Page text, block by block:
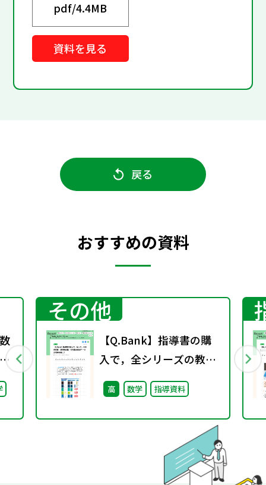
pdf/4.4MB
資料を見る
戻る
おすすめの資料
その他
【Q.Bank】指導書の購
入で，全シリーズの教科
書・準拠問題集・参考書
の問題データが使用可能
に！
高 数学 指導資料